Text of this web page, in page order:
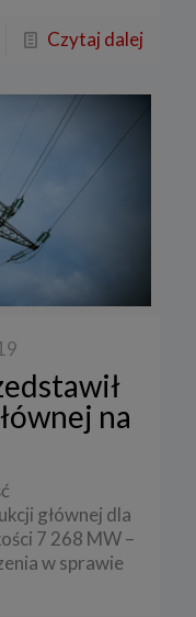
Czytaj dalej
na
głównej dla
7 268 MW –
w sprawie